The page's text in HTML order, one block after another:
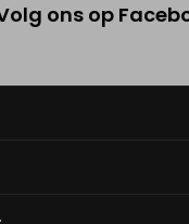
ons op